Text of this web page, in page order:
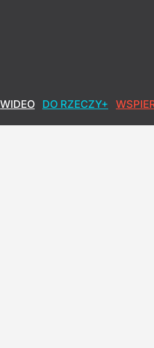
WIDEO DO RZECZY+